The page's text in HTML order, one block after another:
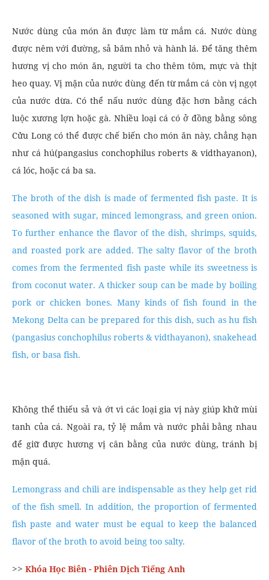
Nước dùng của món ăn được làm từ mắm cá. Nước dùng
được nêm với đường, sả băm nhỏ và hành lá. Để tăng thêm
hương vị cho món ăn, người ta cho thêm tôm, mực và thịt
heo quay. Vị mặn của nước dùng đến từ mắm cá còn vị ngọt
của nước dừa. Có thể nấu nước dùng đặc hơn bằng cách
luộc xương lợn hoặc gà. Nhiều loại cá có ở đồng bằng sông
Cửu Long có thể được chế biến cho món ăn này, chẳng hạn
như cá hú(pangasius conchophilus roberts & vidthayanon),
cá lóc, hoặc cá ba sa.
The broth of the dish is made of fermented fish paste. It is
seasoned with sugar, minced lemongrass, and green onion.
To further enhance the flavor of the dish, shrimps, squids,
and roasted pork are added. The salty flavor of the broth
comes from the fermented fish paste while its sweetness is
from coconut water. A thicker soup can be made by boiling
pork or chicken bones. Many kinds of fish found in the
Mekong Delta can be prepared for this dish, such as hu fish
(pangasius conchophilus roberts & vidthayanon), snakehead
fish, or basa fish.
Không thể thiếu sả và ớt vì các loại gia vị này giúp khử mùi
tanh của cá. Ngoài ra, tỷ lệ mắm và nước phải bằng nhau
để giữ được hương vị cân bằng của nước dùng, tránh bị
mặn quá.
Lemongrass and chili are indispensable as they help get rid
of the fish smell. In addition, the proportion of fermented
fish paste and water must be equal to keep the balanced
flavor of the broth to avoid being too salty.
>> Khóa Học Biên - Phiên Dịch Tiếng Anh